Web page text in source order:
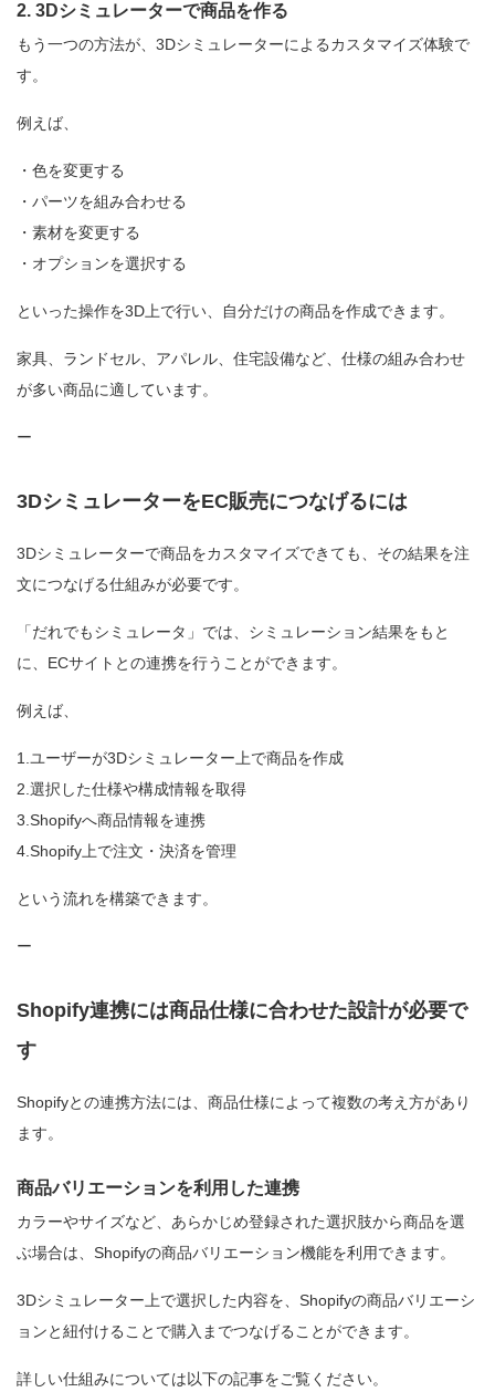
2. 3Dシミュレーターで商品を作る
もう一つの方法が、3Dシミュレーターによるカスタマイズ体験で
す。
例えば、
・色を変更する
・パーツを組み合わせる
・素材を変更する
・オプションを選択する
といった操作を3D上で行い、自分だけの商品を作成できます。
家具、ランドセル、アパレル、住宅設備など、仕様の組み合わせ
が多い商品に適しています。
ー
3DシミュレーターをEC販売につなげるには
3Dシミュレーターで商品をカスタマイズできても、その結果を注
文につなげる仕組みが必要です。
「だれでもシミュレータ」では、シミュレーション結果をもと
に、ECサイトとの連携を行うことができます。
例えば、
1.ユーザーが3Dシミュレーター上で商品を作成
2.選択した仕様や構成情報を取得
3.Shopifyへ商品情報を連携
4.Shopify上で注文・決済を管理
という流れを構築できます。
ー
Shopify連携には商品仕様に合わせた設計が必要で
す
Shopifyとの連携方法には、商品仕様によって複数の考え方があり
ます。
商品バリエーションを利用した連携
カラーやサイズなど、あらかじめ登録された選択肢から商品を選
ぶ場合は、Shopifyの商品バリエーション機能を利用できます。
3Dシミュレーター上で選択した内容を、Shopifyの商品バリエーシ
ョンと紐付けることで購入までつなげることができます。
詳しい仕組みについては以下の記事をご覧ください。